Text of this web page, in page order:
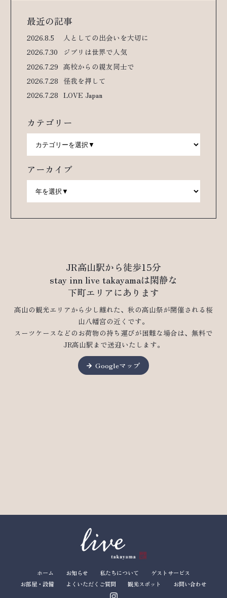
最近の記事
2026.8.5
人としての出会いを大切に
2026.7.30
ジブリは世界で人気
2026.7.29 高校からの親友同士で
2026.7.28 怪我を押して
2026.7.28 LOVE Japan
カテゴリー
アーカイブ
JR高山駅から徒歩15分
stay inn live takayamaは閑静な
下町エリアにあります
高山の観光エリアから少し離れた、秋の高山祭が開催される桜
山八幡宮の近くです。
スーツケースなどのお荷物の持ち運びが困難な場合は、無料で
JR高山駅まで送迎いたします。
Googleマップ
ホーム お知らせ 私たちについて
ゲストサービス
お部屋・設備
よくいただくご質問 観光スポット お問い合わせ